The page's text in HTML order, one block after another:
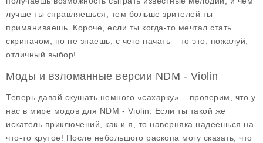
лучше ты справляешься, тем больше зрителей ты
приманиваешь. Короче, если ты когда-то мечтал стать
скрипачом, но не знаешь, с чего начать – то это, пожалуй,
отличный выбор!
Моды и взломанные версии NDM - Violin
Теперь давай скушать немного «сахарку» – проверим, что у
нас в мире модов для NDM - Violin. Если ты такой же
искатель приключений, как и я, то наверняка надеешься на
что-то крутое! После небольшого раскопа могу сказать, что